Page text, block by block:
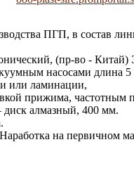
ПГП, в состав
(пр-во -
насосами длина 5
или ламинации,
прижима, частотным
диск алмазный, 400 мм.
на первичном